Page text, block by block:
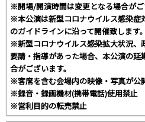
※開場/開演時間は変更となる場合がご
※本公演は新型コロナウイルス感染症
のガイドラインに沿って開催致します。
※新型コロナウイルス感染拡大状況、
要請・指導があった場合、本公演の
合がございます。
※客席を含む会場内の映像・写真が公
※録音・録画機材(携帯電話)使用禁止
※営利目的の転売禁止